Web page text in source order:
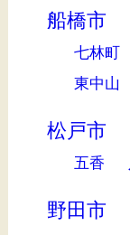
船橋市
七林町
東中山
松戸市
五香
野田市